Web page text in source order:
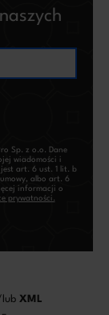
Sp. z o.o. Dane
wiadomości i
art. 6 ust. 1 lit. b
albo art. 6
informacji o
prywatności.
XML